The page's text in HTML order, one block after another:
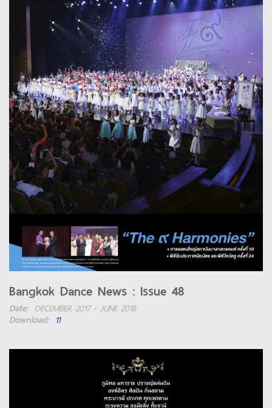
Bangkok Dance News : Issue 48
Date: DECEMBER 2017 - JUNE 2018
Download: 11